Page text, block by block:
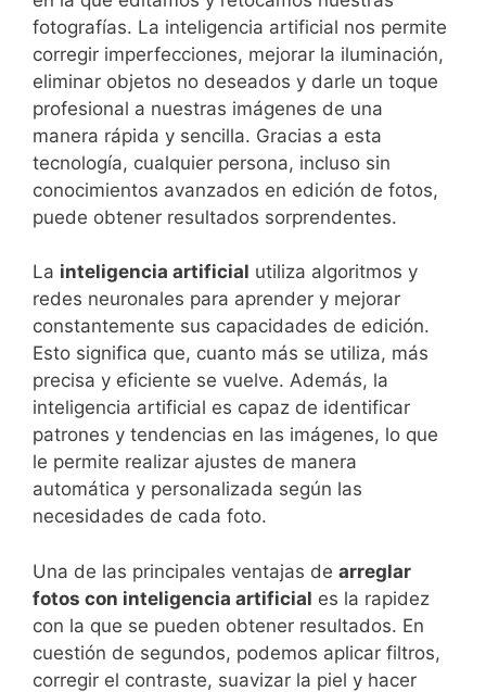
fotografías. La inteligencia artificial ⁣nos permite‌
corregir imperfecciones, mejorar la iluminación,
eliminar objetos no deseados ⁤y darle un toque
profesional a nuestras⁣ imágenes de una
⁢manera rápida y sencilla. Gracias​ a esta
tecnología, cualquier persona, incluso sin
conocimientos⁤ avanzados en‌ edición de fotos,
puede obtener resultados sorprendentes.
La inteligencia artificial utiliza​ algoritmos y
redes‍ neuronales para⁢ aprender y mejorar
constantemente sus ‌capacidades de edición.
Esto significa ‍que,‍ cuanto más se utiliza, más
precisa y eficiente se vuelve. Además, la⁤
inteligencia ​artificial ‌es capaz de identificar
patrones y tendencias ​en las imágenes, lo que‍
le permite realizar ajustes de ⁢manera
automática y personalizada según las‍
necesidades de cada foto.
Una ‍de las principales ventajas de arreglar
fotos ⁤con inteligencia artificial es la rapidez
con la que se ‌pueden⁢ obtener resultados. En
cuestión de ‍segundos, ​podemos aplicar filtros,
corregir el contraste, suavizar‍ la piel y hacer